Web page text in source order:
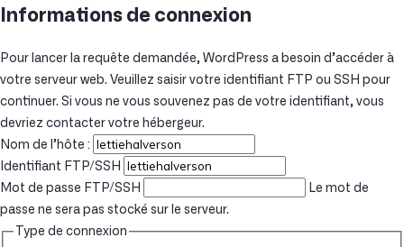
Informations de connexion
Pour lancer la requête demandée, WordPress a besoin d’accéder à
votre serveur web. Veuillez saisir votre identifiant FTP ou SSH pour
continuer. Si vous ne vous souvenez pas de votre identifiant, vous
devriez contacter votre hébergeur.
Nom de l’hôte :
Identifiant FTP/SSH
Mot de passe FTP/SSH
Le mot de
passe ne sera pas stocké sur le serveur.
Type de connexion